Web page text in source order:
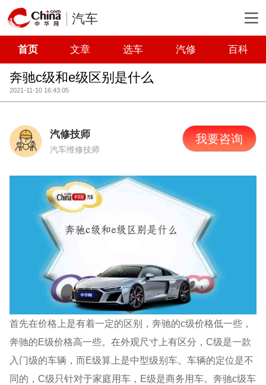
汽车
首页 文章 选车 汽修 百科
奔驰c级和e级区别是什么
2021-11-10 16:43:05
汽修技师
汽车维修技师
我要咨询
首先在价格上是有着一定的区别，奔驰的c级价格低一些，
奔驰的E级价格高一些。在外观尺寸上有区分，C级是一款
入门级的车辆，而E级算上是中型级别车。车辆的定位是不
同的，C级只针对于家庭用车，E级是商务用车。奔驰c级车